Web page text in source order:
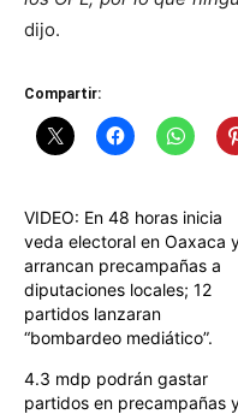
dijo.
Compartir:
VIDEO: En 48 horas inicia
veda electoral en Oaxaca
arrancan precampañas a
diputaciones locales; 12
partidos lanzaran
“bombardeo mediático”.
4.3 mdp podrán gastar
partidos en precampañas